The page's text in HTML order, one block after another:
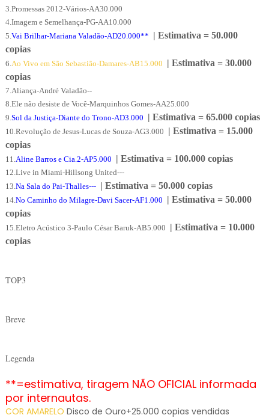
3.Promessas 2012-Vários-AA30.000
4.Imagem e Semelhança-PG-AA10.000
5.Vai Brilhar-Mariana Valadão-AD20.000** | Estimativa = 50.000
copias
6.Ao Vivo em São Sebastião-Damares-AB15.000 | Estimativa = 30.000
copias
7.Aliança-André Valadão--
8.Ele não desiste de Você-Marquinhos Gomes-AA25.000
9.Sol da Justiça-Diante do Trono-AD3.000 | Estimativa = 65.000 copias
10.Revolução de Jesus-Lucas de Souza-AG3.000 | Estimativa = 15.000
copias
11.Aline Barros e Cia.2-AP5.000 | Estimativa = 100.000 copias
12.Live in Miami-Hillsong United---
13.Na Sala do Pai-Thalles--- | Estimativa = 50.000 copias
14.No Caminho do Milagre-Davi Sacer-AF1.000 | Estimativa = 50.000
copias
15.Eletro Acústico 3-Paulo César Baruk-AB5.000 | Estimativa = 10.000
copias
TOP3
Breve
Legenda
**=estimativa, tiragem NÃO OFICIAL informada
por internautas.
COR AMARELO Disco de Ouro+25.000 copias vendidas